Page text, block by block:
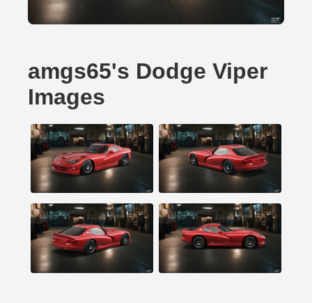
amgs65's Dodge Viper
Images